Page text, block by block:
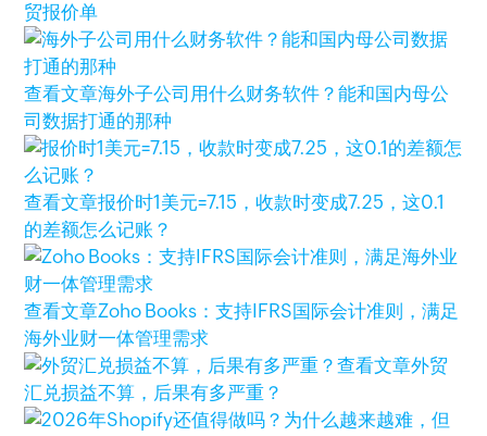
贸报价单
查看文章海外子公司用什么财务软件？能和国内母公
司数据打通的那种
查看文章报价时1美元=7.15，收款时变成7.25，这0.1
的差额怎么记账？
查看文章Zoho Books：支持IFRS国际会计准则，满足
海外业财一体管理需求
查看文章外贸
汇兑损益不算，后果有多严重？